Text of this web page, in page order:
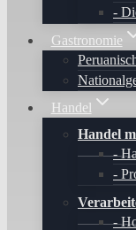
Gastronomie
Handel
Handel